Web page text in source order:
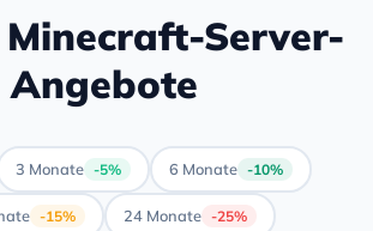
Minecraft-Server-
Angebote
3 Monate -5% 6 Monate -10%
-15% 24 Monate -25%